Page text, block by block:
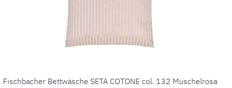
Fischbacher Bettwäsche SETA COTONE col. 132 Muschelrosa